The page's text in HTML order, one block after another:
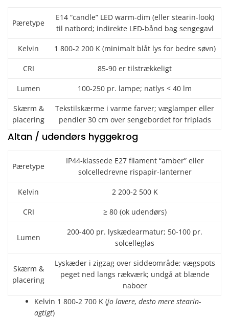
Pæretype
E14 “candle” LED warm-dim (eller stearin-look)
til natbord; indirekte LED-bånd bag sengegavl
Kelvin 1 800-2 200 K (minimalt blåt lys for bedre søvn)
CRI 85-90 er tilstrækkeligt
Lumen 100-250 pr. lampe; natlys < 40 lm
Skærm &
placering
Tekstilskærme i varme farver; væglamper eller
pendler 30 cm over sengebordet for friplads
Altan / udendørs hyggekrog
Pæretype
IP44-klassede E27 filament “amber” eller
solcelledrevne rispapir-lanterner
Kelvin 2 200-2 500 K
CRI ≥ 80 (ok udendørs)
Lumen
200-400 pr. lyskædearmatur; 50-100 pr.
solcelleglas
Skærm &
placering
Lyskæder i zigzag over siddeområde; vægspots
peget ned langs rækværk; undgå at blænde
naboer
Kelvin 1 800-2 700 K (jo lavere, desto mere stearin-
agtigt)